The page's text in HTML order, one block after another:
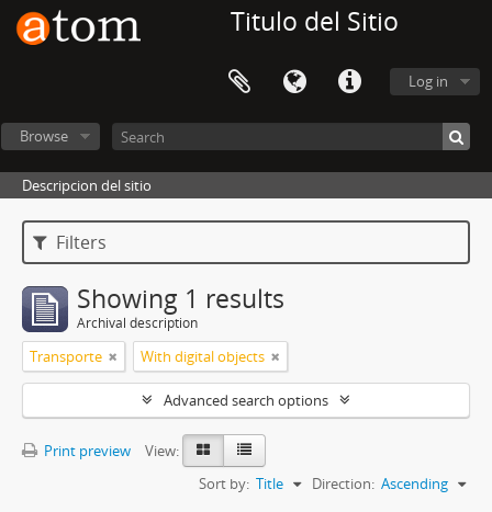
Titulo del Sitio
Log in
Browse
Descripcion del sitio
Filters
Showing 1 results
Archival description
Transporte With digital objects
Advanced search options
Print preview
View:
Sort by: Title Direction: Ascending